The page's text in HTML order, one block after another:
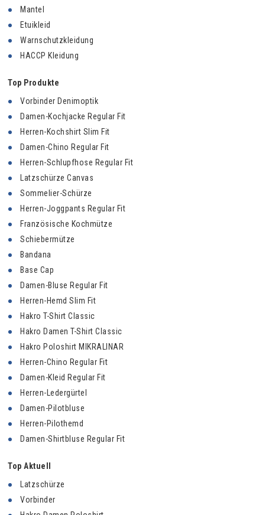
Mantel
Etuikleid
Warnschutzkleidung
HACCP Kleidung
Top Produkte
Vorbinder Denimoptik
Damen-Kochjacke Regular Fit
Herren-Kochshirt Slim Fit
Damen-Chino Regular Fit
Herren-Schlupfhose Regular Fit
Latzschürze Canvas
Sommelier-Schürze
Herren-Joggpants Regular Fit
Französische Kochmütze
Schiebermütze
Bandana
Base Cap
Damen-Bluse Regular Fit
Herren-Hemd Slim Fit
Hakro T-Shirt Classic
Hakro Damen T-Shirt Classic
Hakro Poloshirt MIKRALINAR
Herren-Chino Regular Fit
Damen-Kleid Regular Fit
Herren-Ledergürtel
Damen-Pilotbluse
Herren-Pilothemd
Damen-Shirtbluse Regular Fit
Top Aktuell
Latzschürze
Vorbinder